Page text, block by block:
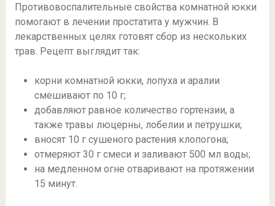
Противовоспалительные свойства комнатной юкки
помогают в лечении простатита у мужчин. В
лекарственных целях готовят сбор из нескольких
трав. Рецепт выглядит так:
корни комнатной юкки, лопуха и аралии
смешивают по 10 г;
добавляют равное количество гортензии, а
также травы люцерны, лобелии и петрушки;
вносят 10 г сушеного растения клопогона;
отмеряют 30 г смеси и заливают 500 мл воды;
на медленном огне отваривают на протяжении
15 минут.